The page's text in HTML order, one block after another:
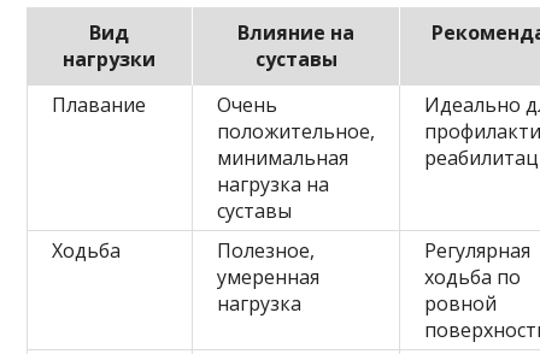
Вид
нагрузки
Влияние на
суставы
Плавание
Очень
положительное,
минимальная
нагрузка на
суставы
Идеально
Ходьба
Полезное,
умеренная
нагрузка
Регулярная
ходьба по
ровной